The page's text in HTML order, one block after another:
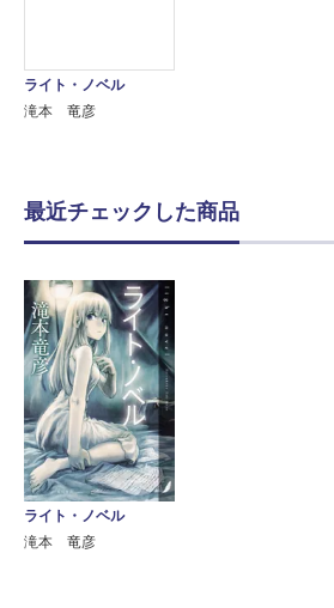
ライト・ノベル
滝本 竜彦
最近チェックした商品
ライト・ノベル
滝本 竜彦